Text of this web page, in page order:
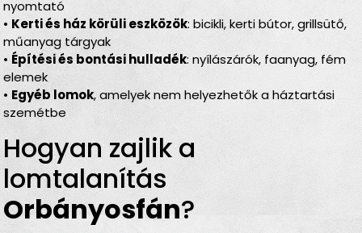
nyomtató
• Kerti és ház körüli eszközök: bicikli, kerti bútor, grillsütő,
műanyag tárgyak
• Építési és bontási hulladék: nyílászárók, faanyag, fém
elemek
• Egyéb lomok, amelyek nem helyezhetők a háztartási
szemétbe
Hogyan zajlik a
lomtalanítás
Orbányosfán?